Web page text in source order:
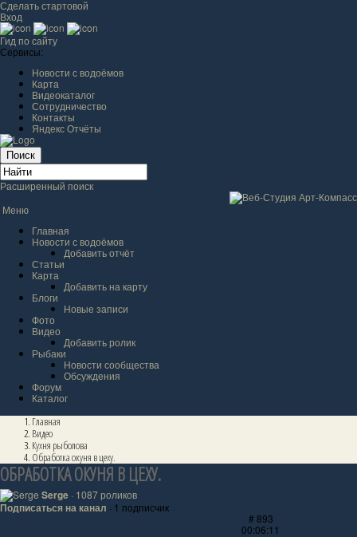
Сделать стартовой
Вход
Гид по сайту
Сервисы:
Новости с водоёмов
Карта
Видеокаталог
Сотрудничество
Контакты
Яндекс Отчёты
Расширенный поиск
Меню
Главная
Новости с водоёмов
Добавить отчёт
Статьи
Карта
Добавить на карту
Блоги
Новые записи
Фото
Видео
Добавить ролик
Рыбаки
Новости сообщества
Обсуждения
Форум
Каталог
Главная
Видео
Кухня рыболова
Обработка окуня в цеху.
ОБРАБОТКА ОКУНЯ В ЦЕХУ.
Serge · 1087 роликов
Подписаться на канал · 1 подписчик
# 893
00:06:11